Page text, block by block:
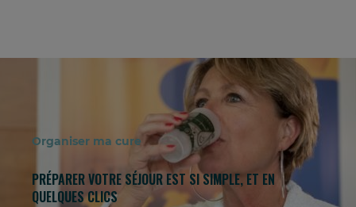
Organiser ma cure
PRÉPARER VOTRE SÉJOUR EST SI SIMPLE, ET EN
QUELQUES CLICS